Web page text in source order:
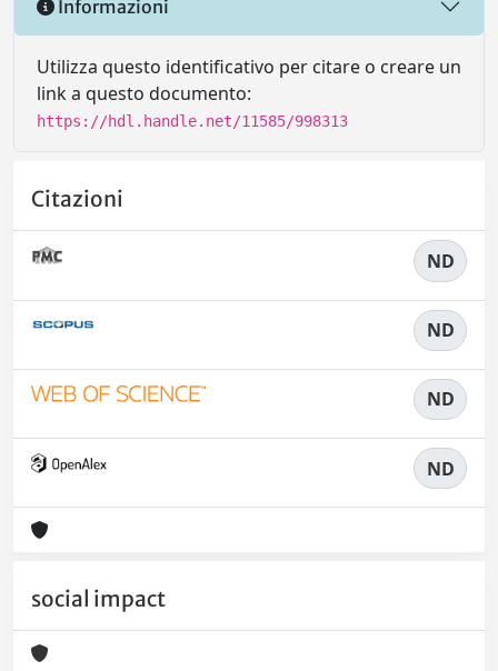
Informazioni
Utilizza questo identificativo per citare o creare un
link a questo documento:
https://hdl.handle.net/11585/998313
Citazioni
ND
ND
ND
ND
social impact